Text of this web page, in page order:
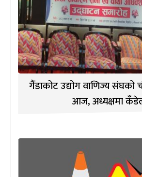
गैंडाकोट उद्योग वाणिज्य संघको
आज, अध्यक्षमा